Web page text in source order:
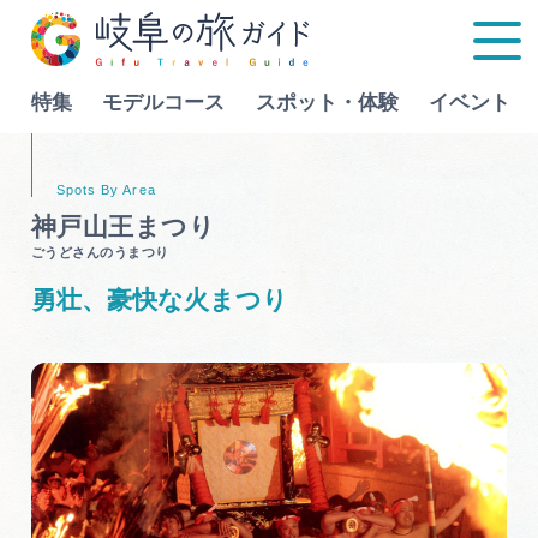
特集 モデルコース スポット・体験 イベント
スポット・体験
イベント
グルメ
Language
行きたいリストを見る
神戸山王まつり
ごうどさんのうまつり
勇壮、豪快な火まつり